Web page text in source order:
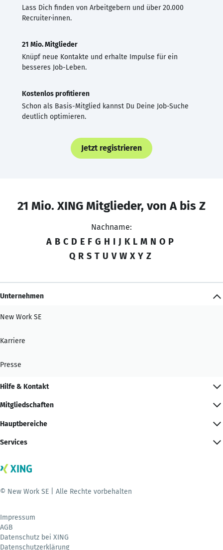
Lass Dich finden von Arbeitgebern und über 20.000
Recruiter·innen.
21 Mio. Mitglieder
Knüpf neue Kontakte und erhalte Impulse für ein
besseres Job-Leben.
Kostenlos profitieren
Schon als Basis-Mitglied kannst Du Deine Job-Suche
deutlich optimieren.
Jetzt registrieren
21 Mio. XING Mitglieder, von A bis Z
Nachname:
A B C D E F G H I J K L M N O P
Q R S T U V W X Y Z
Unternehmen
New Work SE
Karriere
Presse
Hilfe & Kontakt
Mitgliedschaften
Hauptbereiche
Services
© New Work SE | Alle Rechte vorbehalten
Impressum
AGB
Datenschutz bei XING
Datenschutzerklärung